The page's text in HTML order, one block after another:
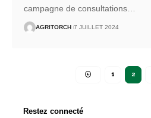
campagne de consultations
AGRITORCH 7 JUILLET 2024
1 2
Restez connecté